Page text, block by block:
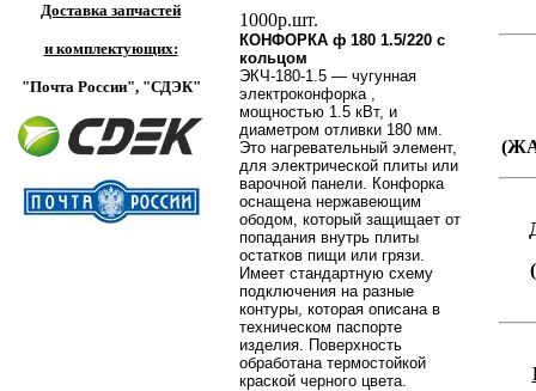
Доставка запчастей
и комплектующих:
"Почта России", "СДЭК"
1000р.шт.
КОНФОРКА ф 180 1.5/220 с
кольцом
ЭКЧ-180-1.5 — чугунная
электроконфорка ,
мощностью 1.5 кВт, и
диаметром отливки 180 мм.
Это нагревательный элемент,
для электрической плиты или
варочной панели. Конфорка
оснащена нержавеющим
ободом, который защищает от
попадания внутрь плиты
остатков пищи или грязи.
Имеет стандартную схему
подключения на разные
контуры, которая описана в
техническом паспорте
изделия. Поверхность
обработана термостойкой
краской черного цвета.